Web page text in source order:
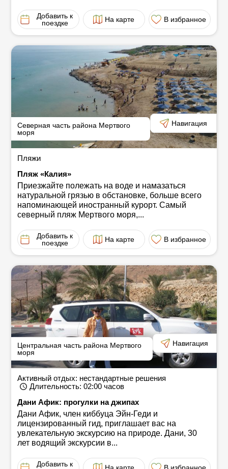
Добавить к
поездке
На карте В избранное
Северная часть района Мертвого
моря
Навигация
Пляжи
Пляж «Калия»
Приезжайте полежать на воде и намазаться
натуральной грязью в обстановке, больше всего
напоминающей иностранный курорт. Самый
северный пляж Мертвого моря,...
Добавить к
поездке
На карте В избранное
Центральная часть района Мертвого
моря
Навигация
Активный отдых: нестандартные решения
Длительность: 02:00часов
Дани Афик: прогулки на джипах
Дани Афик, член киббуца Эйн-Геди и
лицензированный гид, приглашает вас на
увлекательную экскурсию на природе. Дани, 30
лет водящий экскурсии в...
Добавить к